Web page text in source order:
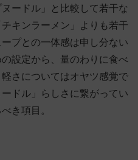
ードル」と比較して若干な
キンラーメン」よりも若干
プとの一体感は申し分ない
設定から、量のわりに食べ
さについてはオヤツ感覚で
ドル」らしさに繋がってい
き項目。